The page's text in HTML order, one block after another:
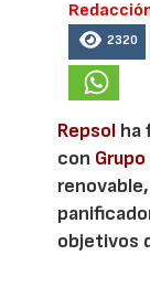
2320
Repsol ha
con
objetivos